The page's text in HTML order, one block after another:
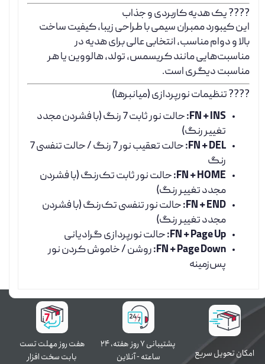
???? یک هدیه کاربردی و جذاب
این کیبورد ممبران سیمی با طراحی زیبا، کیفیت ساخت
بالا و دوام مناسب، انتخابی عالی برای هدیه در
مناسبت‌هایی مانند کریسمس، تولد، هالووین یا هر
مناسبت دیگری است.
???? تنظیمات نورپردازی (میانبرها)
FN + INS:
حالت نور ثابت 7 رنگ (با فشردن مجدد
تغییر رنگ)
FN + DEL:
حالت تعقیب نور 7 رنگ / حالت تنفسی 7
رنگ
FN + HOME: حالت نور ثابت تک‌رنگ (با فشردن
مجدد تغییر رنگ)
FN + END: حالت نور تنفسی تک‌رنگ (با فشردن
مجدد تغییر رنگ)
FN + Page Up: حالت نورپردازی گرادیانی
FN + Page Down: روشن / خاموش کردن نور
پس‌زمینه
اﻣﮑﺎن ﺗﺤﻮﯾﻞ سریع
پشتیبانی ۷ روز ﻫﻔﺘﻪ، ۲۴
ﺳﺎﻋﺘﻪ - آنلاین
هفت روز مهلت تست
بابت سخت افزار